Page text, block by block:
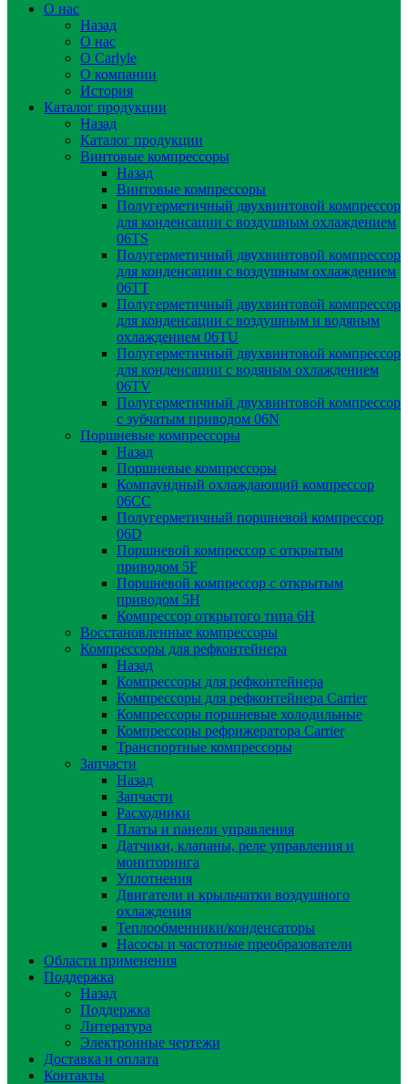
О нас
Назад
О нас
О Carlyle
О компании
История
Каталог продукции
Назад
Каталог продукции
Винтовые компрессоры
Назад
Винтовые компрессоры
Полугерметичный двухвинтовой компрессор
для конденсации с воздушным охлаждением
06TS
Полугерметичный двухвинтовой компрессор
для конденсации с воздушным охлаждением
06TT
Полугерметичный двухвинтовой компрессор
для конденсации с воздушным и водяным
охлаждением 06TU
Полугерметичный двухвинтовой компрессор
для конденсации с водяным охлаждением
06TV
Полугерметичный двухвинтовой компрессор
с зубчатым приводом 06N
Поршневые компрессоры
Назад
Поршневые компрессоры
Компаундный охлаждающий компрессор
06CC
Полугерметичный поршневой компрессор
06D
Поршневой компрессор с открытым
приводом 5F
Поршневой компрессор с открытым
приводом 5H
Компрессор открытого типа 6Н
Восстановленные компрессоры
Компрессоры для рефконтейнера
Назад
Компрессоры для рефконтейнера
Компрессоры для рефконтейнера Carrier
Компрессоры поршневые холодильные
Компрессоры рефрижератора Carrier
Транспортные компрессоры
Запчасти
Назад
Запчасти
Расходники
Платы и панели управления
Датчики, клапаны, реле управления и
мониторинга
Уплотнения
Двигатели и крыльчатки воздушного
охлаждения
Теплообменники/конденсаторы
Насосы и частотные преобразователи
Области применения
Поддержка
Назад
Поддержка
Литература
Электронные чертежи
Доставка и оплата
Контакты